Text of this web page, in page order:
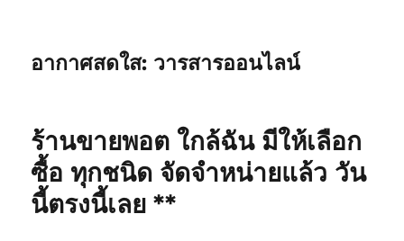
อากาศสดใส: วารสารออนไลน์
ร้านขายพอต ใกล้ฉัน มีให้เลือก
ซื้อ ทุกชนิด จัดจำหน่ายแล้ว วัน
นี้ตรงนี้เลย **